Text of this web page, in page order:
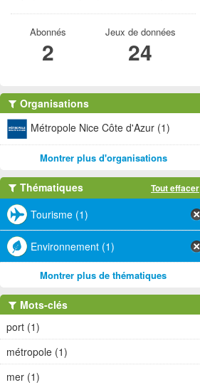
Abonnés
2
Jeux de données
24
Organisations
Métropole Nice Côte d'Azur (1)
Montrer plus d'organisations
Thématiques Tout effacer
Tourisme (1)
Environnement (1)
Montrer plus de thématiques
Mots-clés
port (1)
métropole (1)
mer (1)